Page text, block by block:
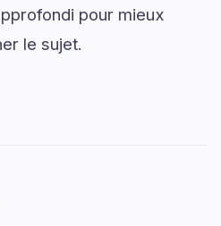
pour mieux
le sujet.